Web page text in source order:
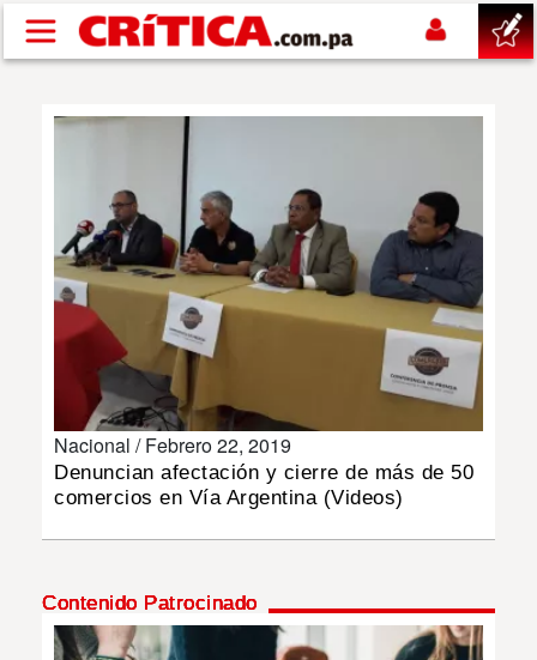
Pasar al contenido principal
NACIONAL
POLÍTICA
DEPORTES
MULTIMEDIA
Nacional /Febrero 22, 2019
Denuncian afectación y cierre de más de 50
comercios en Vía Argentina (Videos)
Contenido Patrocinado